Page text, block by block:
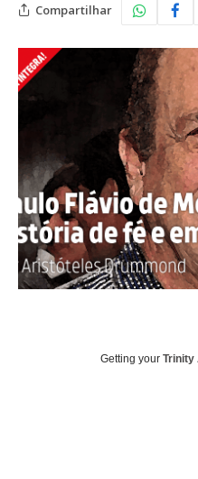
Compartilhar
Getting your Trinity